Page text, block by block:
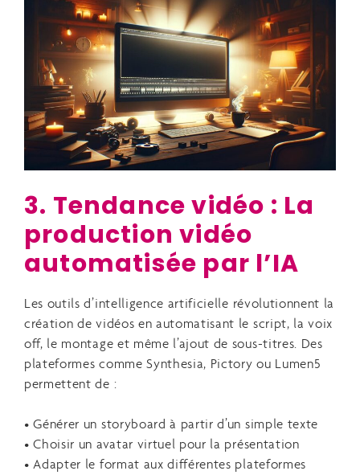
3. Tendance vidéo : La
production vidéo
automatisée par l’IA
Les outils d’intelligence artificielle révolutionnent la
création de vidéos en automatisant le script, la voix
off, le montage et même l’ajout de sous-titres. Des
plateformes comme Synthesia, Pictory ou Lumen5
permettent de :
• Générer un storyboard à partir d’un simple texte
• Choisir un avatar virtuel pour la présentation
• Adapter le format aux différentes plateformes